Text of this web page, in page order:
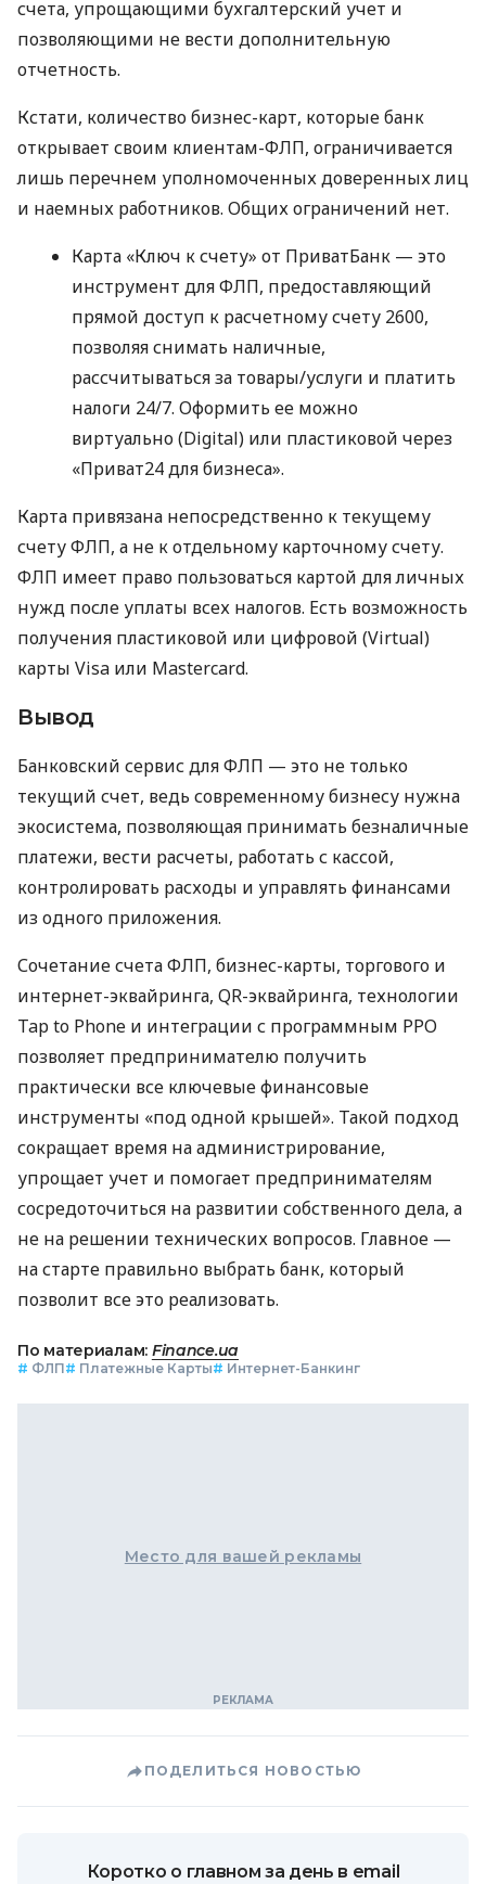
счета, упрощающими бухгалтерский учет и
позволяющими не вести дополнительную
отчетность.
Кстати, количество бизнес-карт, которые банк
открывает своим клиентам-ФЛП, ограничивается
лишь перечнем уполномоченных доверенных лиц
и наемных работников. Общих ограничений нет.
Карта «Ключ к счету» от ПриватБанк — это
инструмент для ФЛП, предоставляющий
прямой доступ к расчетному счету 2600,
позволяя снимать наличные,
рассчитываться за товары/услуги и платить
налоги 24/7. Оформить ее можно
виртуально (Digital) или пластиковой через
«Приват24 для бизнеса».
Карта привязана непосредственно к текущему
счету ФЛП, а не к отдельному карточному счету.
ФЛП имеет право пользоваться картой для личных
нужд после уплаты всех налогов. Есть возможность
получения пластиковой или цифровой (Virtual)
карты Visa или Mastercard.
Вывод
Банковский сервис для ФЛП — это не только
текущий счет, ведь современному бизнесу нужна
экосистема, позволяющая принимать безналичные
платежи, вести расчеты, работать с кассой,
контролировать расходы и управлять финансами
из одного приложения.
Сочетание счета ФЛП, бизнес-карты, торгового и
интернет-эквайринга, QR-эквайринга, технологии
Tap to Phone и интеграции с программным РРО
позволяет предпринимателю получить
практически все ключевые финансовые
инструменты «под одной крышей». Такой подход
сокращает время на администрирование,
упрощает учет и помогает предпринимателям
сосредоточиться на развитии собственного дела, а
не на решении технических вопросов. Главное —
на старте правильно выбрать банк, который
позволит все это реализовать.
По материалам: Finance.ua
# ФЛП# Платежные Карты# Интернет-Банкинг
Место для вашей рекламы
ПОДЕЛИТЬСЯ НОВОСТЬЮ
Коротко о главном за день в email